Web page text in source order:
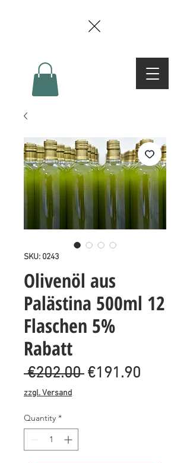
SKU: 0243
Olivenöl aus
Palästina 500ml 12
Flaschen 5%
Rabatt
€202.00 Regular
€191.90
zzgl. Versand
Quantity *